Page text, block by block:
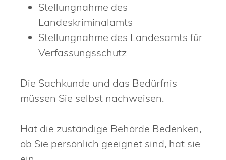
Stellungnahme des
Landeskriminalamts
Stellungnahme des Landesamts für
Verfassungsschutz
Die Sachkunde und das Bedürfnis
müssen Sie selbst nachweisen.
Hat die zuständige Behörde Bedenken,
ob Sie persönlich geeignet sind, hat sie